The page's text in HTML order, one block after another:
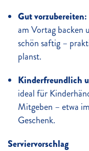
Gut vorzubereiten:
am Vortag backen
schön saftig –
planst.
Kinderfreundlich
ideal für
Mitgeben – etwa
Geschenk.
Serviervorschlag